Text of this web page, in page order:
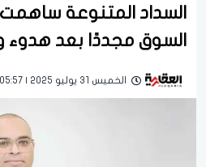
السداد المتنوعة
السوق مجددًا بعد هدوء
الخميس 31 يوليو 2025 | 05:57 مساءً